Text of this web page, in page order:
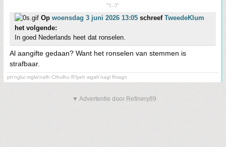
^(;,;)^
Op woensdag 3 juni 2026 13:05 schreef TweedeKlum
het volgende:
In goed Nederlands heet dat ronselen.
Al aangifte gedaan? Want het ronselen van stemmen is
strafbaar.
ph'nglui mglw'nafh Cthulhu R'lyeh wgah'nagl fhtagn
▼ Advertentie door Refinery89